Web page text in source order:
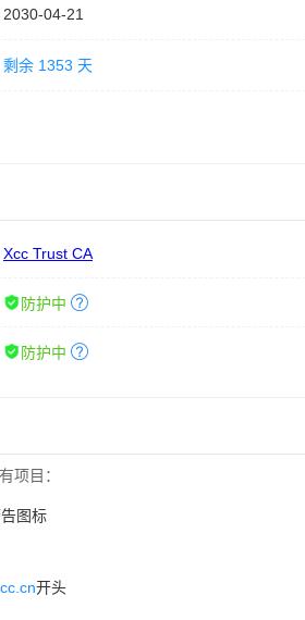
2030-04-21
剩余 1353 天
Xcc Trust CA
防护中
防护中
项目：
图标
开头